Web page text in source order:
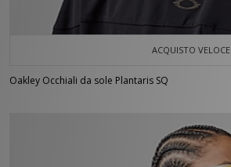
ACQUISTO VELOCE
Oakley Occhiali da sole Plantaris SQ